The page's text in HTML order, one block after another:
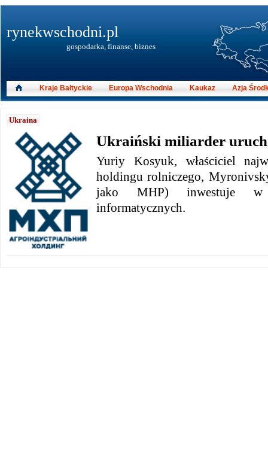
Ukraina
Ukraiński miliarder
Yuriy Kosyuk, właściciel
holdingu rolniczego,
jako MHP) inwestuje w
informatycznych.
rynekwschodni.pl
gospodarka, finanse, biznes
Kraje Bałtyckie Europa Wschodnia Kaukaz Azja